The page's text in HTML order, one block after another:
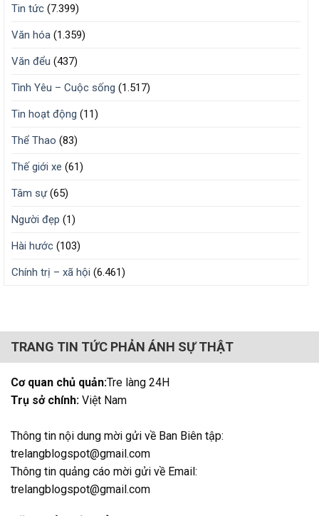
Tin tức (7.399)
Văn hóa (1.359)
Văn đểu (437)
Tình Yêu – Cuộc sống (1.517)
Tin hoạt động (11)
Thể Thao (83)
Thế giới xe (61)
Tâm sự(65)
Người đẹp (1)
Hài hước (103)
Chính trị – xã hội (6.461)
TRANG TIN TỨC PHẢN ÁNH SỰ THẬT
Cơ quan chủ quản:Tre làng 24H
Trụ sở chính: Việt Nam
Thông tin nội dung mời gửi về Ban Biên tập:
trelangblogspot@gmail.com
Thông tin quảng cáo mời gửi về Email:
trelangblogspot@gmail.com